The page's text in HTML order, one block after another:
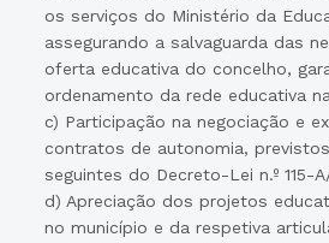
os serviços do Ministério da
assegurando a salvaguarda das
oferta educativa do concelho,
ordenamento da rede educativa
c) Participação na negociação e
contratos de autonomia,
seguintes do Decreto-Lei n.º 115-
d) Apreciação dos projetos
no município e da respetiva